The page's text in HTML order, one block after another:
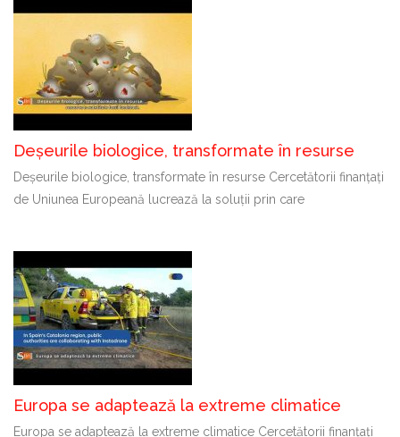
Deșeurile biologice, transformate în resurse
Deșeurile biologice, transformate în resurse Cercetătorii finanțați
de Uniunea Europeană lucrează la soluții prin care
Europa se adaptează la extreme climatice
Europa se adaptează la extreme climatice Cercetătorii finanțați